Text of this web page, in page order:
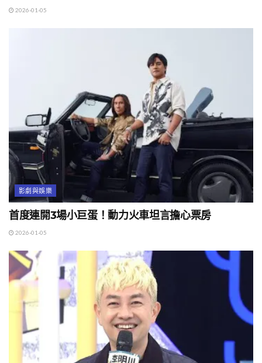
2026-01-05
影劇與娛樂
首度連開3場小巨蛋！動力火車坦言擔心票房
2026-01-05